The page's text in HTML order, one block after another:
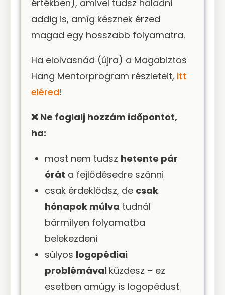
értékben), amivel tudsz haladni
addig is, amíg késznek érzed
magad egy hosszabb folyamatra.
Ha elolvasnád (újra) a Magabiztos
Hang Mentorprogram részleteit, itt
eléred!
❌ Ne foglalj hozzám időpontot,
ha:
most nem tudsz hetente pár
órát a fejlődésedre szánni
csak érdeklődsz, de csak
hónapok múlva tudnál
bármilyen folyamatba
belekezdeni
súlyos logopédiai
problémával küzdesz – ez
esetben amúgy is logopédust